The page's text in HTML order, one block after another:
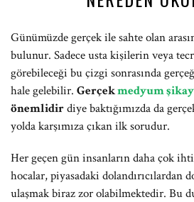
Günümüzde gerçek ile sahte olan
bulunur. Sadece usta kişilerin veya
görebileceği bu çizgi sonrasında
hale gelebilir. Gerçekmedyum
önemlidirdiye baktığımızda da
yolda karşımıza çıkan ilk sorudur.
Her geçen gün insanların daha çok
hocalar, piyasadaki dolandırıcılardan
ulaşmak biraz zor olabilmektedir. Bu